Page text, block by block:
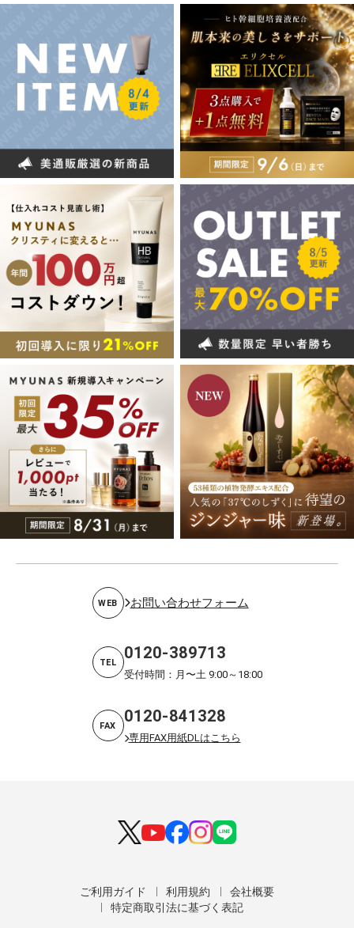
WEB お問い合わせフォーム
TEL 0120-389713
受付時間：月〜土 9:00～18:00
FAX 0120-841328
専用FAX用紙DLはこちら
ご利用ガイド 利用規約
会社概要
特定商取引法に基づく表記